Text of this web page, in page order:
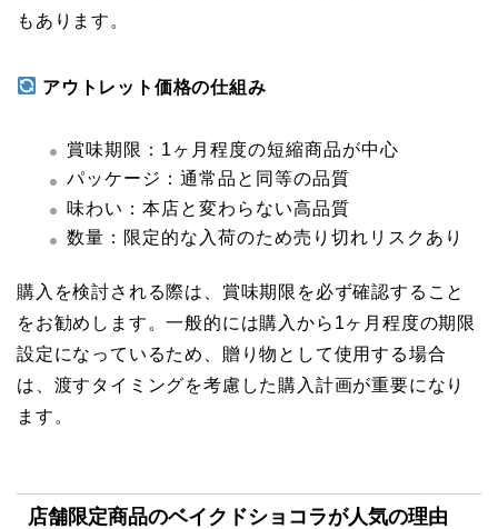
もあります。
アウトレット価格の仕組み
賞味期限：1ヶ月程度の短縮商品が中心
パッケージ：通常品と同等の品質
味わい：本店と変わらない高品質
数量：限定的な入荷のため売り切れリスクあり
購入を検討される際は、賞味期限を必ず確認すること
をお勧めします。一般的には購入から1ヶ月程度の期限
設定になっているため、贈り物として使用する場合
は、渡すタイミングを考慮した購入計画が重要になり
ます。
店舗限定商品のベイクドショコラが人気の理由